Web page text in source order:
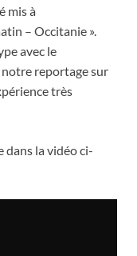
mis à
– Occitanie ».
avec le
reportage sur
très
dans la vidéo ci-